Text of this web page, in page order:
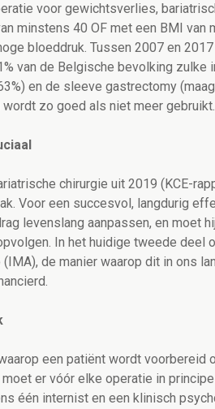
voor gewichtsverlies,
minstens 40 OF met een BMI van
bloeddruk. Tussen 2007 en
van de Belgische bevolking zulke
en de sleeve gastrectomy
zo goed als niet meer gebruikt.
chirurgie uit 2019 (KCE-
Voor een succesvol, langdurig
levenslang aanpassen, en moet
In het huidige tweede deel
de manier waarop dit in ons
een patiënt wordt voorbereid
er vóór elke operatie in
één internist en een klinisch